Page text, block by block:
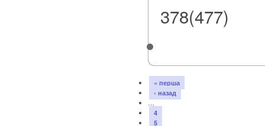
378(477)
« перша
‹ назад
…
4
5